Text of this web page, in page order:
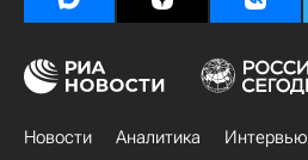
Новости Аналитика Интервью